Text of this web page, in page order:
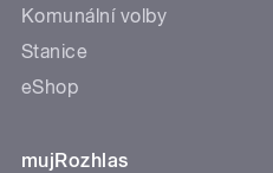
Komunální volby
Stanice
eShop
mujRozhlas